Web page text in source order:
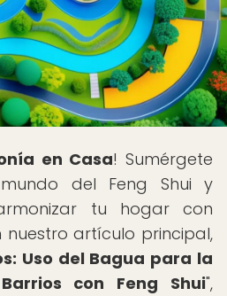
en Casa! Sumérgete
del Feng Shui y
tu hogar con
nuestro artículo principal,
Uso del Bagua para la
con Feng Shui",